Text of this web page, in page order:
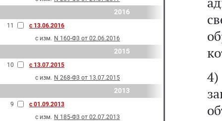
2016
11
с 13.06.2016
с изм. N 160-Ф3 от 02.06.2016
2015
10
с 13.07.2015
с изм. N 268-Ф3 от 13.07.2015
2013
9
с 01.09.2013
с изм. N 185-Ф3 от 02.07.2013